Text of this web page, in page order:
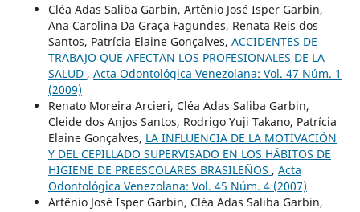
Cléa Adas Saliba Garbin, Artênio José Isper Garbin,
Ana Carolina Da Graça Fagundes, Renata Reis dos
Santos, Patrícia Elaine Gonçalves, ACCIDENTES DE
TRABAJO QUE AFECTAN LOS PROFESIONALES DE LA
SALUD , Acta Odontológica Venezolana: Vol. 47 Núm. 1
(2009)
Renato Moreira Arcieri, Cléa Adas Saliba Garbin,
Cleide dos Anjos Santos, Rodrigo Yuji Takano, Patrícia
Elaine Gonçalves, LA INFLUENCIA DE LA MOTIVACIÓN
Y DEL CEPILLADO SUPERVISADO EN LOS HÁBITOS DE
HIGIENE DE PREESCOLARES BRASILEÑOS , Acta
Odontológica Venezolana: Vol. 45 Núm. 4 (2007)
Artênio José Isper Garbin, Cléa Adas Saliba Garbin,